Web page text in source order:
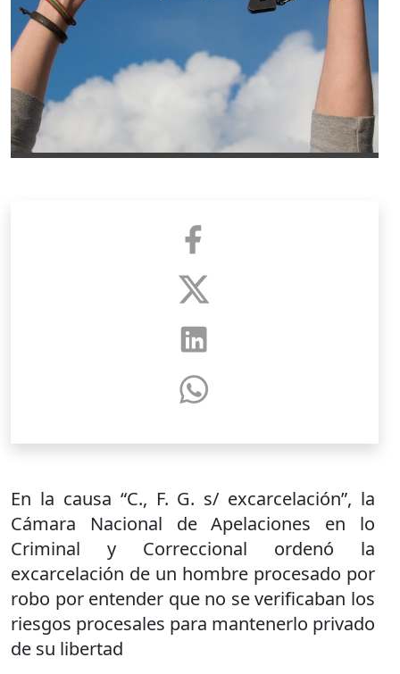
En la causa “C., F. G. s/ excarcelación”, la
Cámara Nacional de Apelaciones en lo
Criminal y Correccional ordenó la
excarcelación de un hombre procesado por
robo por entender que no se verificaban los
riesgos procesales para mantenerlo privado
de su libertad